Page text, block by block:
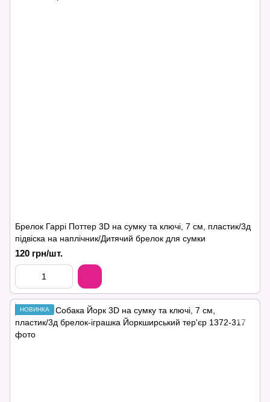
Брелок Гаррі Поттер 3D на сумку та ключі, 7 см, пластик/3д
підвіска на наплічник/Дитячий брелок для сумки
120 грн/шт.
НОВИНКА